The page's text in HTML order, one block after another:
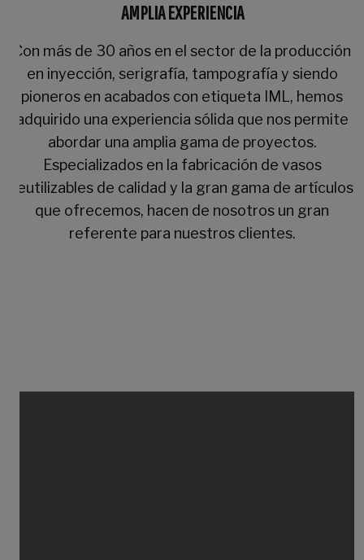
AMPLIA EXPERIENCIA
Con más de 30 años en el sector de la producción
en inyección, serigrafía, tampografía y siendo
pioneros en acabados con etiqueta IML, hemos
adquirido una experiencia sólida que nos permite
abordar una amplia gama de proyectos.
Especializados en la fabricación de vasos
reutilizables de calidad y la gran gama de artículos
que ofrecemos, hacen de nosotros un gran
referente para nuestros clientes.